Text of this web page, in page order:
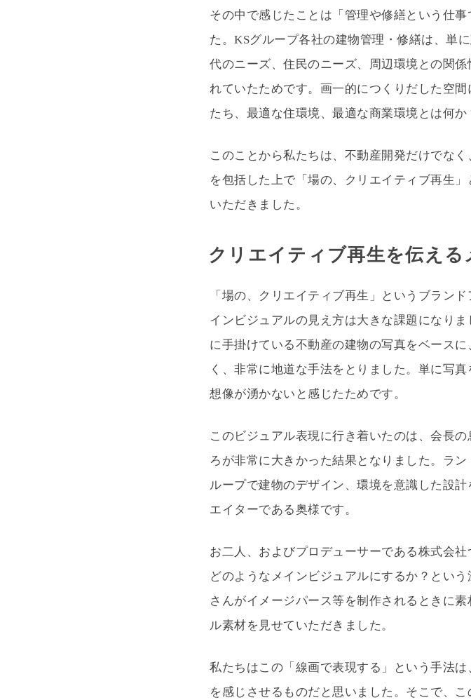
その中で感じたことは「管理や修繕という仕
た。KSグループ各社の建物管理・修繕は、単
代のニーズ、住民のニーズ、周辺環境との関
れていたためです。画一的につくりだした空
たち、最適な住環境、最適な商業環境とは何か
このことから私たちは、不動産開発だけでな
を包括した上で「場の、クリエイティブ再生
いただきました。
クリエイティブ再生を伝え
「場の、クリエイティブ再生」というブラン
インビジュアルの見え方は大きな課題になり
に手掛けている不動産の建物の写真をベース
く、非常に地道な手法をとりました。単に写
想像が湧かないと感じたためです。
このビジュアル表現に行き着いたのは、会長
ろが非常に大きかった結果となりました。ラ
ループで建物のデザイン、環境を意識した設
エイターである奥様です。
お二人、およびプロデューサーである株式会
どのようなメインビジュアルにするか？とい
さんがイメージパース等を制作されるときに
ル素材を見せていただきました。
私たちはこの「線画で表現する」という手法
を感じさせるものだと思いました。そこで、